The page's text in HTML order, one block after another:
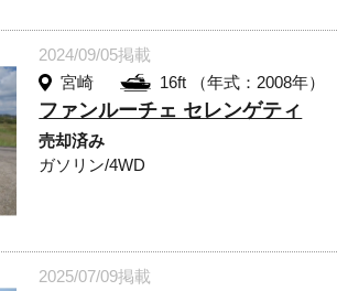
2024/09/05掲載
宮崎
16ft （年式：2008年）
ファンルーチェ セレンゲティ
売却済み
ガソリン/4WD
2025/07/09掲載